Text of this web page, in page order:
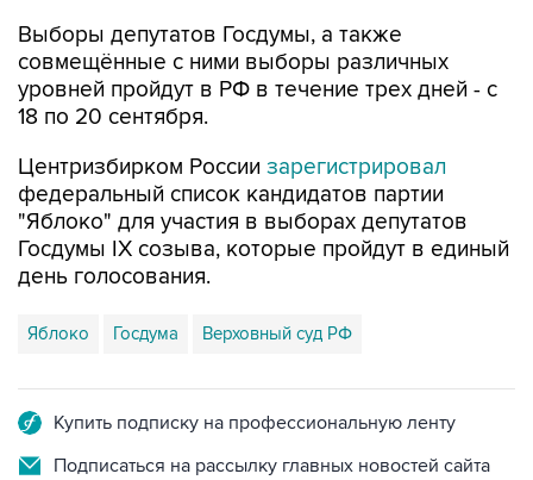
уровней пройдут в РФ в течение трех дней - с
18 по 20 сентября.
Центризбирком России
"Яблоко" для участия в выборах депутатов
Госдумы IX созыва, которые пройдут в единый
день голосования.
Яблоко Госдума Верховный суд РФ
Подписаться на рассылку главных новостей сайта
Получать оперативные новости в официальном